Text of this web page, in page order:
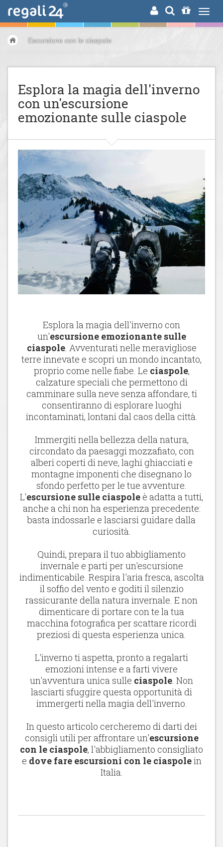
RICERCA
Escursione con le ciaspole
Esplora la magia dell'inverno
con un'escursione
emozionante sulle ciaspole
Esplora la magia dell'inverno con
un'escursione emozionante sulle
ciaspole. Avventurati nelle meravigliose
terre innevate e scopri un mondo incantato,
proprio come nelle fiabe. Le ciaspole,
calzature speciali che permettono di
camminare sulla neve senza affondare, ti
consentiranno di esplorare luoghi
incontaminati, lontani dal caos della città.
Immergiti nella bellezza della natura,
circondato da paesaggi mozzafiato, con
alberi coperti di neve, laghi ghiacciati e
montagne imponenti che disegnano lo
sfondo perfetto per le tue avventure.
L'escursione sulle ciaspole è adatta a tutti,
anche a chi non ha esperienza precedente:
basta indossarle e lasciarsi guidare dalla
curiosità.
Quindi, prepara il tuo abbigliamento
invernale e parti per un'escursione
indimenticabile. Respira l'aria fresca, ascolta
il soffio del vento e goditi il silenzio
rassicurante della natura invernale. E non
dimenticare di portare con te la tua
macchina fotografica per scattare ricordi
preziosi di questa esperienza unica.
L'inverno ti aspetta, pronto a regalarti
emozioni intense e a farti vivere
un'avventura unica sulle ciaspole . Non
lasciarti sfuggire questa opportunità di
immergerti nella magia dell'inverno.
In questo articolo cercheremo di darti dei
consigli utili per affrontare un'escursione
con le ciaspole, l'abbigliamento consigliato
e dove fare escursioni con le ciaspolein
Italia.